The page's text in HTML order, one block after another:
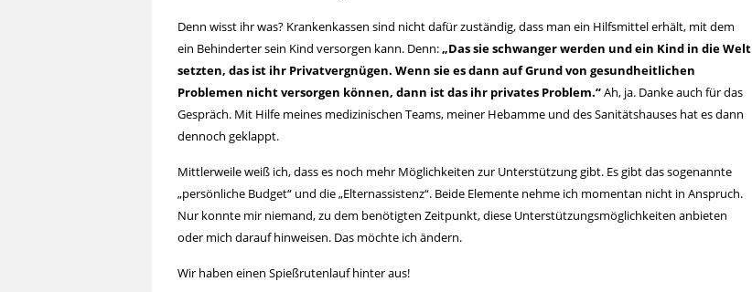
Denn wisst ihr was? Krankenkassen sind nicht dafür zuständig, dass man ein Hilfsmittel erhält, mit dem
ein Behinderter sein Kind versorgen kann. Denn:„Das sie schwanger werden und ein Kind in die Welt
setzten, das ist ihr Privatvergnügen. Wenn sie es dann auf Grund von gesundheitlichen
Problemen nicht versorgen können, dann ist das ihr privates Problem.“Ah, ja. Danke auch für das
Gespräch. Mit Hilfe meines medizinischen Teams, meiner Hebamme und des Sanitätshauses hat es dann
dennoch geklappt.
Mittlerweile weiß ich, dass es noch mehr Möglichkeiten zur Unterstützung gibt. Es gibt das sogenannte
„persönliche Budget“ und die „Elternassistenz“. Beide Elemente nehme ich momentan nicht in Anspruch.
Nur konnte mir niemand, zu dem benötigten Zeitpunkt, diese Unterstützungsmöglichkeiten anbieten
oder mich darauf hinweisen. Das möchte ich ändern.
Wir haben einen Spießrutenlauf hinter aus!